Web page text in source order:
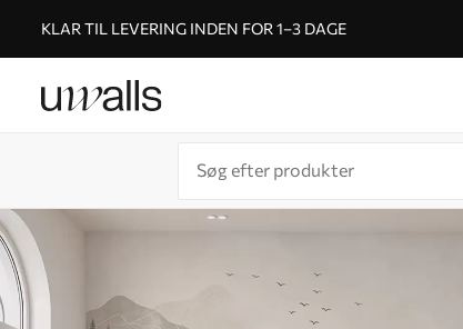
KLAR TIL LEVERING INDEN FOR 1–3 DAGE